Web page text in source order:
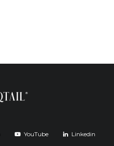
YouTube Linkedin